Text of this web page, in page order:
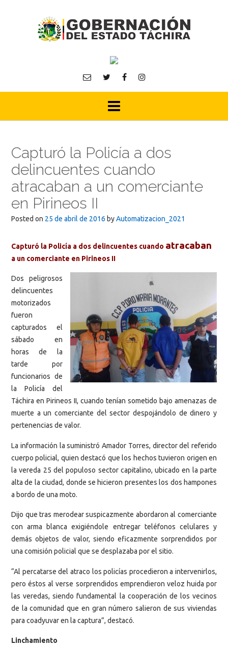
Capturó la Policía a dos
delincuentes cuando
atracaban a un comerciante
en Pirineos II
Posted on 25 de abril de 2016 byAutomatizacion_2021
Capturó la Policía a dos delincuentes cuando atracaban
a un comerciante en Pirineos II
Dos peligrosos
delincuentes
motorizados
fueron
capturados el
sábado en
horas de la
tarde por
funcionarios de
la Policía del
Táchira en Pirineos II, cuando tenían sometido bajo amenazas de
muerte a un comerciante del sector despojándolo de dinero y
pertenencias de valor.
La información la suministró Amador Torres, director del referido
cuerpo policial, quien destacó que los hechos tuvieron origen en
la vereda 25 del populoso sector capitalino, ubicado en la parte
alta de la ciudad, donde se hicieron presentes los dos hampones
a bordo de una moto.
Dijo que tras merodear suspicazmente abordaron al comerciante
con arma blanca exigiéndole entregar teléfonos celulares y
demás objetos de valor, siendo eficazmente sorprendidos por
una comisión policial que se desplazaba por el sitio.
“Al percatarse del atraco los policías procedieron a intervenirlos,
pero éstos al verse sorprendidos emprendieron veloz huida por
las veredas, siendo fundamental la cooperación de los vecinos
de la comunidad que en gran número salieron de sus viviendas
para coadyuvar en la captura”, destacó.
Linchamiento